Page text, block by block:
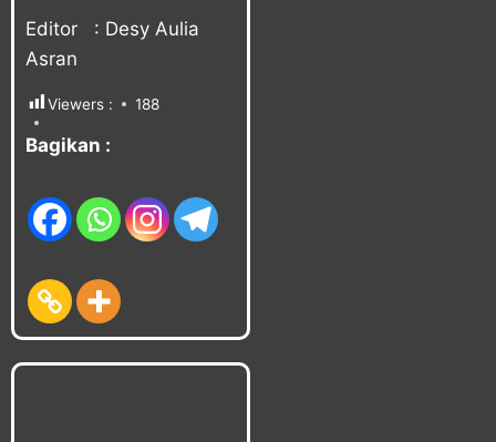
Editor : Desy Aulia
Asran
Viewers : 188
Bagikan :